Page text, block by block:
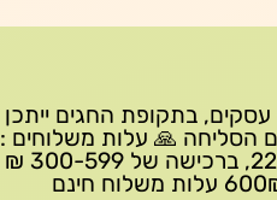
משלוחים לכל הארץ 2-6 ימי עסקים, בתקופת החגים ייתכן
הסליחה 🙏 עלות משלוחים :
ברכישה עד 299₪ עלות משלוח 22₪, ברכישה של 300-599 ₪